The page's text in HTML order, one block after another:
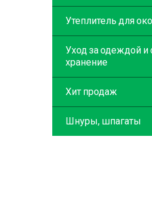
Утеплитель для
Уход за одеждой
хранение
Хит продаж
Шнуры, шпагаты